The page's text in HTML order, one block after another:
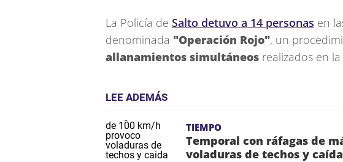
La Policía de Salto detuvo a 14 personas en
denominada "Operación Rojo", un
allanamientos simultáneos realizados en
LEE ADEMÁS
TIEMPO
Temporal con ráfagas de
voladuras de techos y